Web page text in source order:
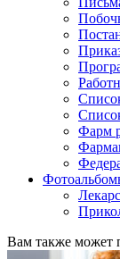
Фарм
Вам также может